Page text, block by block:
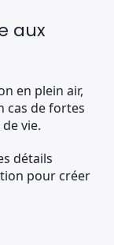
aux
en plein air,
cas de fortes
vie.
détails
pour créer